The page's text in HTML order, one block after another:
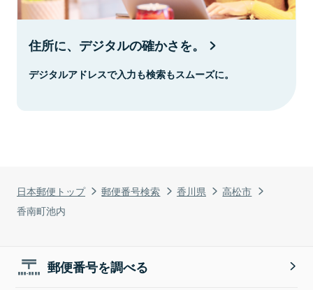
日本郵便トップ 郵便番号検索 香川県
高松市
香南町池内
住所に、デジタルの確かさを。
デジタルアドレスで入力も検索もスムーズに。
郵便番号を調べる